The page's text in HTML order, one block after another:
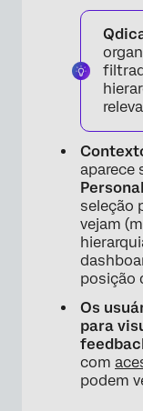
aparece
seleção
vejam
posição
Os
para
com
podem